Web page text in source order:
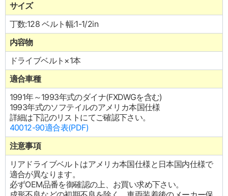
サイズ
丁数:128 ベルト幅:1-1/2in
内容物
ドライブベルト×1本
適合車種
1991年～1993年式のダイナ(FXDWGを含む)
1993年式のソフテイルのアメリカ本国仕様
詳細は下記のリストにてご確認下さい。
40012-90適合表(PDF)
注意事項
リアドライブベルトはアメリカ本国仕様と日本国内仕様で
適合が異なります。
必ずOEM品番を御確認の上、お買い求め下さい。